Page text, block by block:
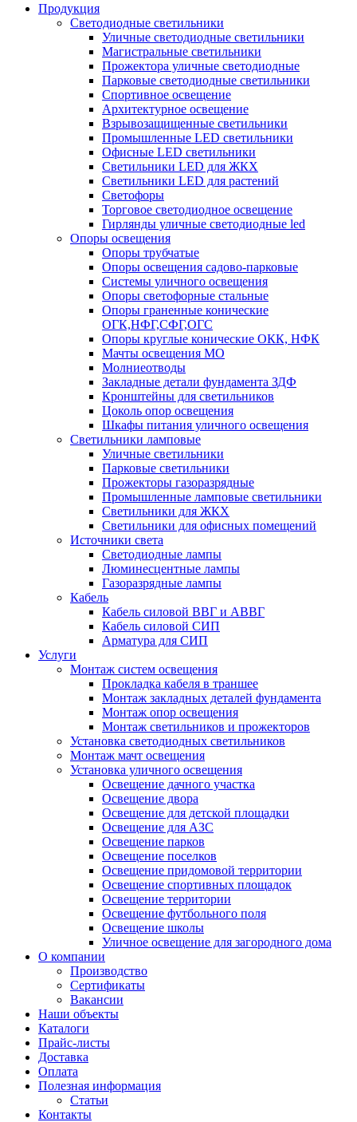
Продукция
Светодиодные светильники
Уличные светодиодные светильники
Магистральные светильники
Прожектора уличные светодиодные
Парковые светодиодные светильники
Спортивное освещение
Архитектурное освещение
Взрывозащищенные светильники
Промышленные LED светильники
Офисные LED светильники
Cветильники LED для ЖКХ
Светильники LED для растений
Светофоры
Торговое светодиодное освещение
Гирлянды уличные светодиодные led
Опоры освещения
Опоры трубчатые
Опоры освещения садово-парковые
Системы уличного освещения
Опоры светофорные стальные
Опоры граненные конические
ОГК,НФГ,СФГ,ОГС
Опоры круглые конические ОКК, НФК
Мачты освещения МО
Молниеотводы
Закладные детали фундамента ЗДФ
Кронштейны для светильников
Цоколь опор освещения
Шкафы питания уличного освещения
Светильники ламповые
Уличные светильники
Парковые светильники
Прожекторы газоразрядные
Промышленные ламповые светильники
Светильники для ЖКХ
Светильники для офисных помещений
Источники света
Светодиодные лампы
Люминесцентные лампы
Газоразрядные лампы
Кабель
Кабель силовой ВВГ и АВВГ
Кабель силовой СИП
Арматура для СИП
Услуги
Монтаж систем освещения
Прокладка кабеля в траншее
Монтаж закладных деталей фундамента
Монтаж опор освещения
Монтаж светильников и прожекторов
Установка светодиодных светильников
Монтаж мачт освещения
Установка уличного освещения
Освещение дачного участка
Освещение двора
Освещение для детской площадки
Освещение для АЗС
Освещение парков
Освещение поселков
Освещение придомовой территории
Освещение спортивных площадок
Освещение территории
Освещение футбольного поля
Освещение школы
Уличное освещение для загородного дома
О компании
Производство
Сертификаты
Вакансии
Наши объекты
Каталоги
Прайс-листы
Доставка
Оплата
Полезная информация
Статьи
Контакты